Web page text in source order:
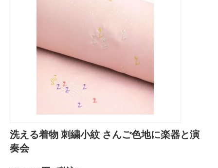
洗える着物 刺繍小紋 さんご色地に楽器と演
奏会